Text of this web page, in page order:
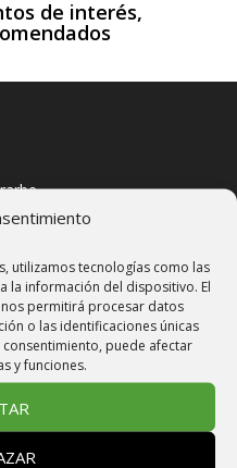
utilizamos tecnologías como las
la información del dispositivo. El
permitirá procesar datos
o las identificaciones únicas
puede afectar
y funciones.
de interés,